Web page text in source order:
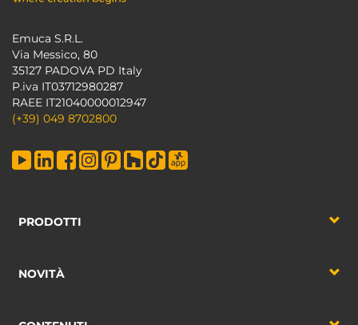
Emuca S.R.L.
Via Messico, 80
35127 PADOVA PD Italy
P.iva IT03712980287
RAEE IT21040000012947
(+39) 049 8702800
PRODOTTI
NOVITÀ